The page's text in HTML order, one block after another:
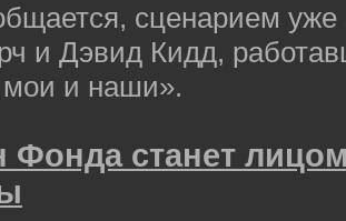
сценарием уже
и Дэвид Кидд,
и наши».
Фонда станет